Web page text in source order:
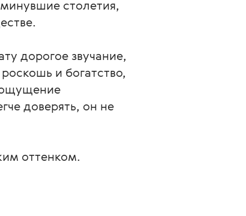
столетия,
дорогое звучание,
и богатство,
ощущение
доверять, он не
оттенком.